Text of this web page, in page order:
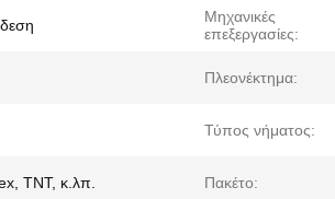
Μηχανικές
επεξεργασίες:
Πλεονέκτημα:
Τύπος νήματος:
TNT, κ.λπ. Πακέτο: